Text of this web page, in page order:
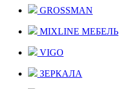
GROSSMAN
MIXLINE МЕБЕЛЬ
VIGO
ЗЕРКАЛА